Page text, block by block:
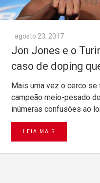
agosto 23, 2017
Jon Jones e o
caso de doping
Mais uma vez o cerco se
campeão meio-pesado
inúmeras confusões ao
LEIA MAIS